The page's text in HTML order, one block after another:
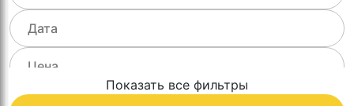
Показать все фильтры